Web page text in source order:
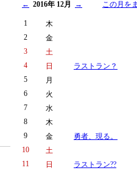
← 2016年 12月 → この月を
1
木
2
金
3
土
4
日
ラストラン？
5
月
6
火
7
水
8
木
9
金
勇者、現る。
10
土
11
日
ラストラン??